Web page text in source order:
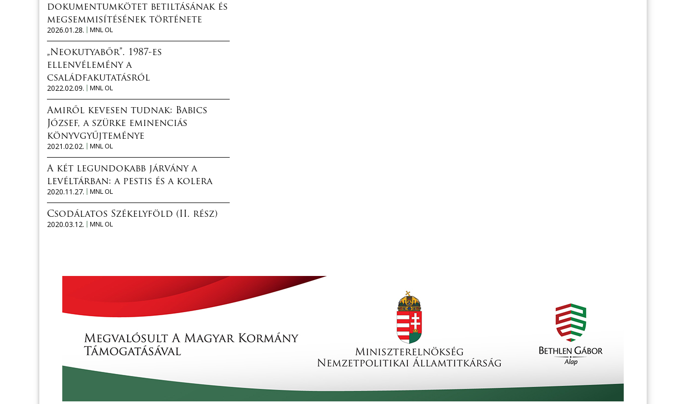
dokumentumkötet betiltásának és
megsemmisítésének története
2026.01.28.
MNL OL
„Neokutyabőr”. 1987-es
ellenvélemény a
családfakutatásról
2022.02.09.
MNL OL
Amiről kevesen tudnak: Babics
József, a szürke eminenciás
könyvgyűjteménye
2021.02.02.
MNL OL
A két legundokabb járvány a
levéltárban: a pestis és a kolera
2020.11.27.
MNL OL
Csodálatos Székelyföld (II. rész)
2020.03.12.
MNL OL